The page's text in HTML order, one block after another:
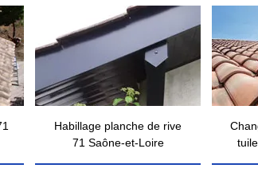
Habillage planche de rive
71 Saône-et-Loire